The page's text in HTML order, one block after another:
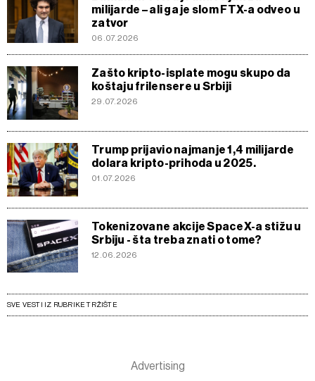
milijarde – ali ga je slom FTX-a odveo u
zatvor
06.07.2026
Zašto kripto-isplate mogu skupo da
koštaju frilensere u Srbiji
29.07.2026
Trump prijavio najmanje 1,4 milijarde
dolara kripto-prihoda u 2025.
01.07.2026
Tokenizovane akcije SpaceX-a stižu u
Srbiju - šta treba znati o tome?
12.06.2026
SVE VESTI IZ RUBRIKE TRŽIŠTE